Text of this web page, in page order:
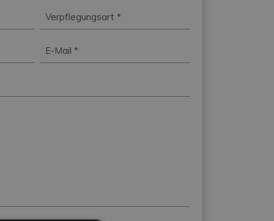
Verpflegungsart
E-
Mail*